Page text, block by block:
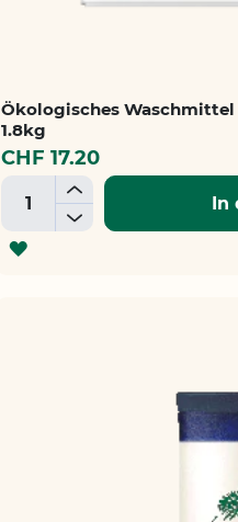
Ökologisches
1.8kg
CHF 17.20
+
-
In
ZUR